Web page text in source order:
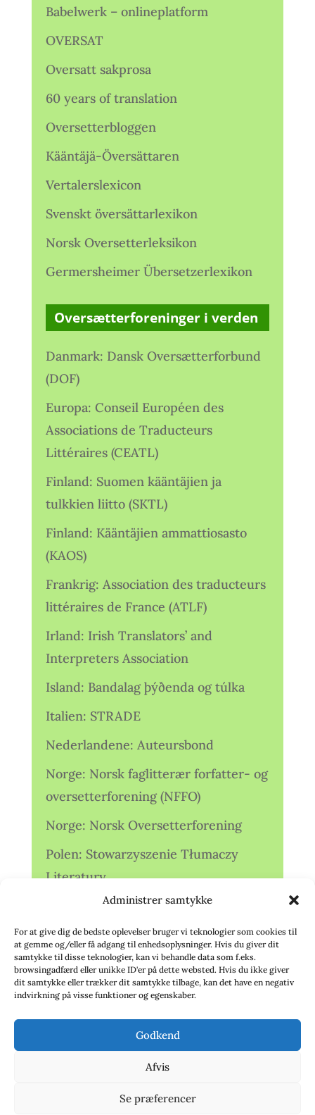
Administrer samtykke
For at give dig de bedste oplevelser bruger vi teknologier som cookies til
at gemme og/eller få adgang til enhedsoplysninger. Hvis du giver dit
samtykke til disse teknologier, kan vi behandle data som f.eks.
browsingadfærd eller unikke ID'er på dette websted. Hvis du ikke giver
dit samtykke eller trækker dit samtykke tilbage, kan det have en negativ
indvirkning på visse funktioner og egenskaber.
Godkend
Afvis
Se præferencer
Babelwerk – onlineplatform
OVERSAT
Oversatt sakprosa
60 years of translation
Oversetterbloggen
Kääntäjä-Översättaren
Vertalerslexicon
Svenskt översättarlexikon
Norsk Oversetterleksikon
Germersheimer Übersetzerlexikon
Oversætterforeninger i verden
Danmark: Dansk Oversætterforbund
(DOF)
Europa: Conseil Européen des
Associations de Traducteurs
Littéraires (CEATL)
Finland: Suomen kääntäjien ja
tulkkien liitto (SKTL)
Finland: Kääntäjien ammattiosasto
(KAOS)
Frankrig: Association des traducteurs
littéraires de France (ATLF)
Irland: Irish Translators’ and
Interpreters Association
Island: Bandalag þýðenda og túlka
Italien: STRADE
Nederlandene: Auteursbond
Norge: Norsk faglitterær forfatter- og
oversetterforening (NFFO)
Norge: Norsk Oversetterforening
Polen: Stowarzyszenie Tłumaczy
Literatury
Storbritannien: Translators
Association (TA)
Sverige: Översättarsektionen (Ö.)
Sverige: Översättarcentrum (ÖC)
deutschsprachiger Übersetzer (VdÜ)
© 2020 - Babelfisken